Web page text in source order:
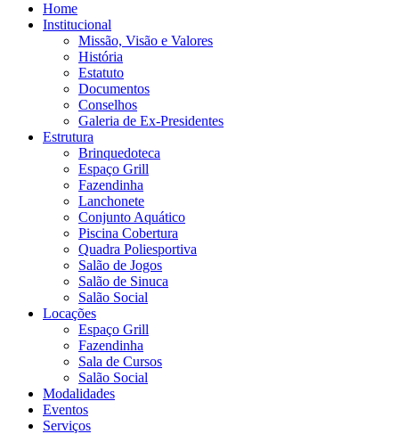
Home
Institucional
Missão, Visão e Valores
História
Estatuto
Documentos
Conselhos
Galeria de Ex-Presidentes
Estrutura
Brinquedoteca
Espaço Grill
Fazendinha
Lanchonete
Conjunto Aquático
Piscina Cobertura
Quadra Poliesportiva
Salão de Jogos
Salão de Sinuca
Salão Social
Locações
Espaço Grill
Fazendinha
Sala de Cursos
Salão Social
Modalidades
Eventos
Serviços